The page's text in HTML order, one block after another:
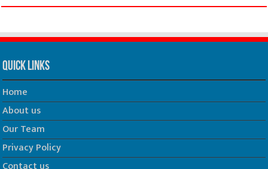
Quick Links
Home
About us
Our Team
Privacy Policy